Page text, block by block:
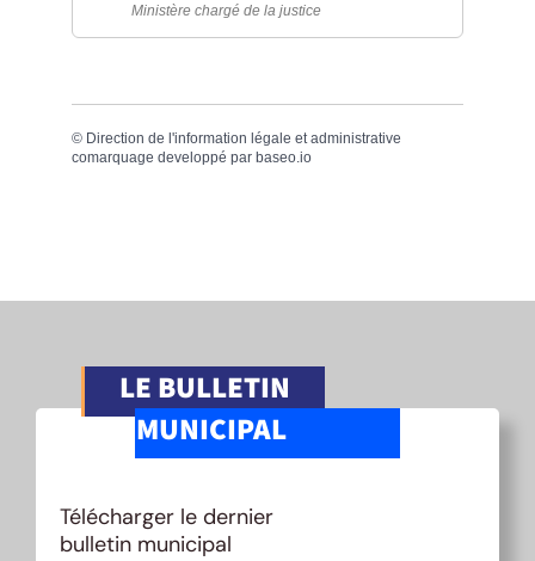
Ministère chargé de la justice
© Direction de l'information légale et administrative
comarquage developpé par baseo.io
LE BULLETIN
MUNICIPAL
Télécharger le dernier
bulletin municipal